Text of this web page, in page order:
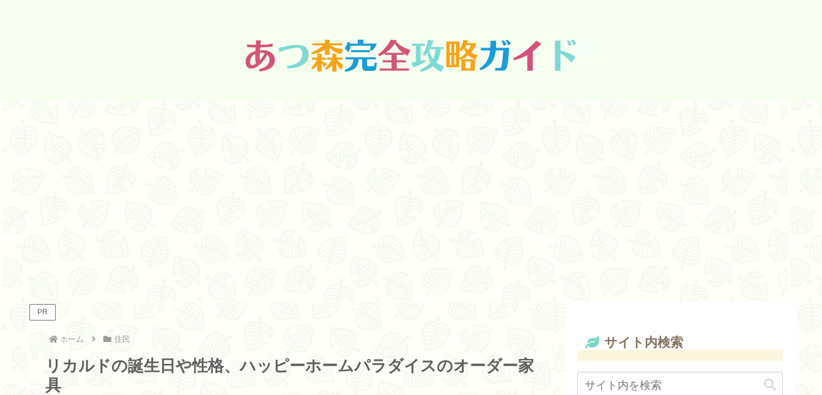
PR
ホーム 住民
リカルドの誕生日や性格、ハッピーホームパラダイスのオーダー家
具
サイト内検索